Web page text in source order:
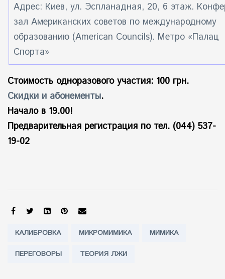
Адрес: Киев, ул. Эспланадная, 20, 6 этаж.
зал Американских советов по международному
образованию (American Councils). Метро «Палац
Спорта»
Стоимость одноразового участия: 100 грн.
Скидки и абонементы.
Начало в 19.00!
Предварительная регистрация по тел. (044) 537-
19-02
SHARE:
Tags:
КАЛИБРОВКА МИКРОМИМИКА МИМИКА
ПЕРЕГОВОРЫ ТЕОРИЯ ЛЖИ